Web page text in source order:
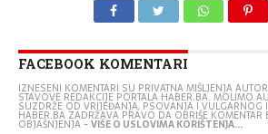
FACEBOOK KOMENTARI
IZNESENI KOMENTARI SU PRIVATNA MIŠLJENJA
STAVOVE REDAKCIJE PORTALA HABER.BA. MOLIMO
SUZDRŽE OD VRIJEĐANJA, PSOVANJA I VULGARNOG
HABER.BA ZADRŽAVA PRAVO DA OBRIŠE KOMENTAR
OBJAŠNJENJA -VIŠE O USLOVIMA KORIŠTENJA...